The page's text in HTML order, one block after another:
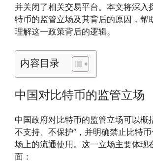
并关闭了相关交易平台。本文将深入
特币的监管立场及其背后的原因，帮
理解这一政策背后的逻辑。
内容目录
中国对比特币的监管立场
中国政府对比特币的监管立场可以概
不支持、不保护”，并明确禁止比特
场上的流通使用。这一立场主要体现
面：